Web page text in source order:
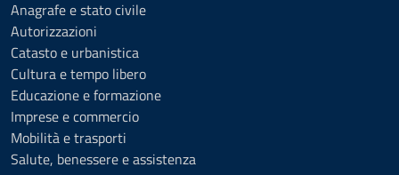
Anagrafe e stato civile
Autorizzazioni
Catasto e urbanistica
Cultura e tempo libero
Educazione e formazione
Imprese e commercio
Mobilità e trasporti
Salute, benessere e assistenza